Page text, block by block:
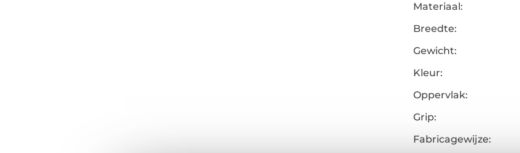
Materiaal:
Breedte:
Gewicht:
Kleur:
Oppervlak:
Grip:
Fabricagewijze: